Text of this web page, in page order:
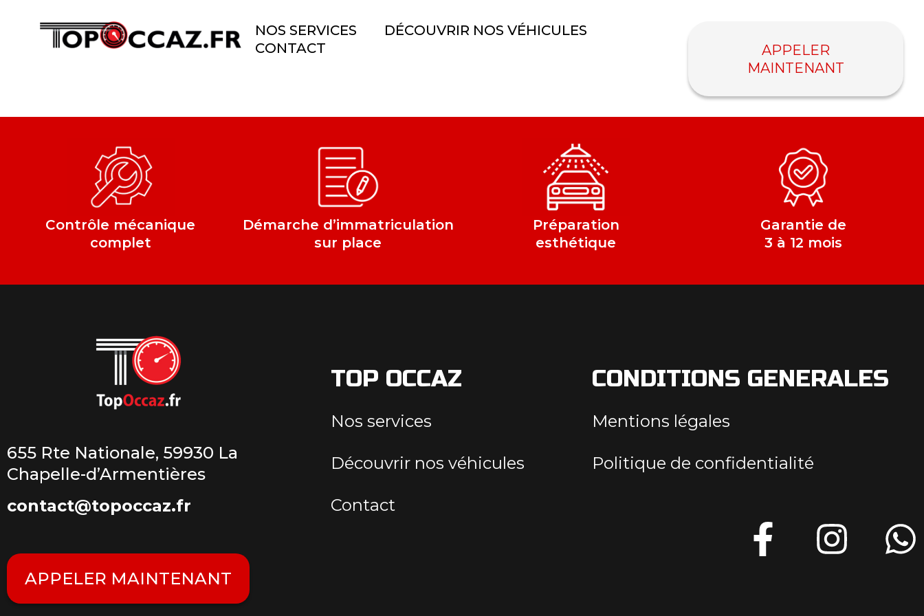
NOS SERVICES
DÉCOUVRIR NOS VÉHICULES
CONTACT
APPELER
MAINTENANT
Contrôle mécanique
complet
Démarche d’immatriculation
sur place
Préparation
esthétique
Garantie de
3 à 12 mois
655 Rte Nationale, 59930 La
Chapelle-d’Armentières
contact@topoccaz.fr
APPELER MAINTENANT
TOP OCCAZ
Nos services
Découvrir nos véhicules
Contact
CONDITIONS GENERALES
Mentions légales
Politique de confidentialité